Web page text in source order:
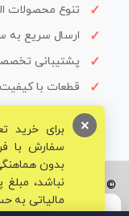
تنوع محصولات
ارسال سریع به
پشتیبانی
قطعات با
© تمامی حقوق برای
برای خرید
سفارش با
بدون
نباشد،
مالیاتی به
×